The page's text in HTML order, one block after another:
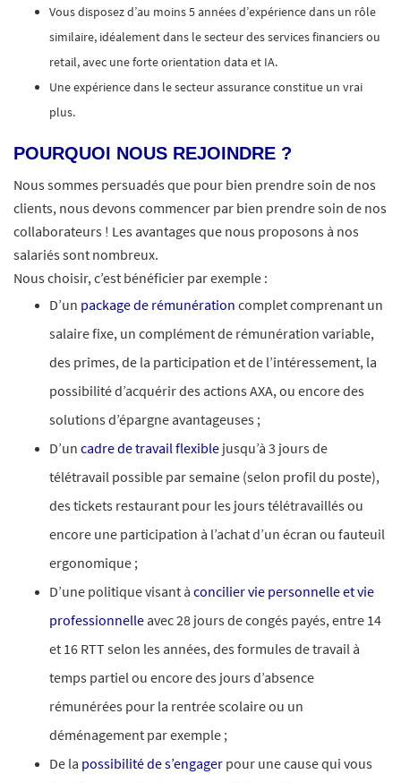
Vous disposez d’au moins 5 années d’expérience dans un rôle
similaire, idéalement dans le secteur des services financiers ou
retail, avec une forte orientation data et IA.
Une expérience dans le secteur assurance constitue un vrai
plus.
POURQUOI NOUS REJOINDRE ?
Nous sommes persuadés que pour bien prendre soin de nos
clients, nous devons commencer par bien prendre soin de nos
collaborateurs ! Les avantages que nous proposons à nos
salariés sont nombreux.​
Nous choisir, c’est bénéficier par exemple :
D’un package de rémunération complet comprenant un
salaire fixe, un complément de rémunération variable,
des primes, de la participation et de l’intéressement, la
possibilité d’acquérir des actions AXA, ou encore des
solutions d’épargne avantageuses ;
D’un cadre de travail flexible jusqu’à 3 jours de
télétravail possible par semaine (selon profil du poste),
des tickets restaurant pour les jours télétravaillés ou
encore une participation à l’achat d’un écran ou fauteuil
ergonomique ;​
D’une politique visant à concilier vie personnelle et vie
professionnelle avec 28 jours de congés payés, entre 14
et 16 RTT selon les années, des formules de travail à
temps partiel ou encore des jours d’absence
rémunérées pour la rentrée scolaire ou un
déménagement par exemple ;
De la possibilité de s’engager pour une cause qui vous